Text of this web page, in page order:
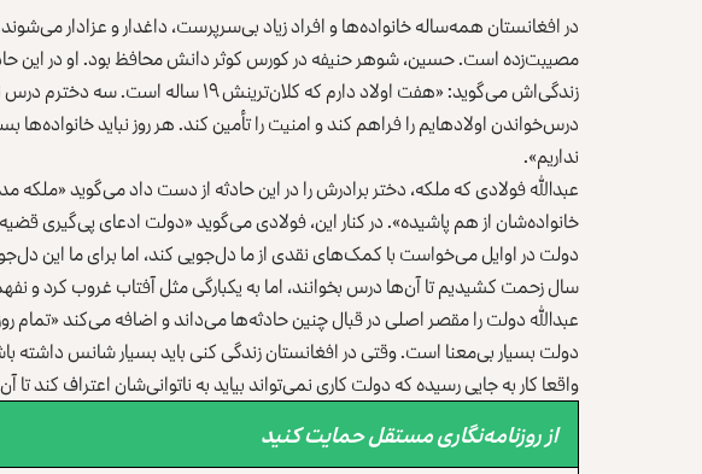
در افغانستان همه‌ساله خانواده‌ها و افراد زیاد بی‌سرپرست، داغدار و عزادار
مصیبت‌زده است. حسین، شوهر حنیفه در کورس کوثر دانش محافظ بود. او در این
زندگی‌اش می‌گوید: «هفت اولاد دارم که
درس‌خواندن اولادهایم را فراهم کند و امنیت را تأمین کند. هر روز نباید
نداریم».
عبدالله فولادی که ملکه، دختر برادرش را در این حادثه از دست داد می‌گوید «ملکه
خانواده‌شان از هم پاشیده». در کنار این، فولادی می‌گوید «دولت ادعای پی‌گیری
دولت در اوایل می‌خواست با کمک‌های نقدی از ما دل‌جویی کند، اما برای ما این
سال زحمت کشیدیم تا آن‌ها درس بخوانند، اما به یکبارگی مثل آفتاب غروب کرد و
عبدالله دولت را مقصر اصلی در قبال چنین حادثه‌ها می‌داند و اضافه می‌کند
دولت بسیار بی‌معنا است. وقتی در افغانستان زندگی کنی باید بسیار شانس داشته
واقعا کار به جایی رسیده که دولت کاری نمی‌تواند بیاید به ناتوانی‌شان اعتراف کند
از روزنامه‌نگاری مستقل حمایت کنید